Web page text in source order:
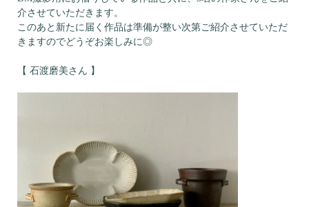
介させていただきます。
このあと新たに届く作品は準備が整い次第ご紹介させていただ
きますのでどうぞお楽しみに◎
【 石渡磨美さん 】